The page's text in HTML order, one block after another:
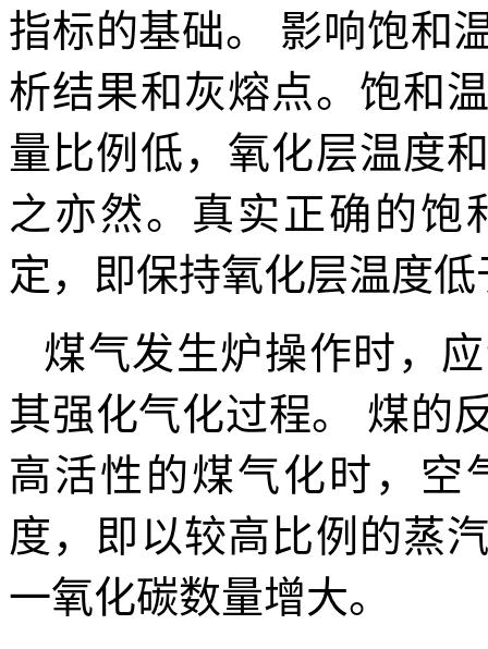
指标的基础。 影响饱和
析结果和灰熔点。饱和
量比例低，氧化层温度
之亦然。真实正确的饱
定，即保持氧化层温度
煤气发生炉操作时，
其强化气化过程。 煤的
高活性的煤气化时，空
度，即以较高比例的蒸
一氧化碳数量增大。